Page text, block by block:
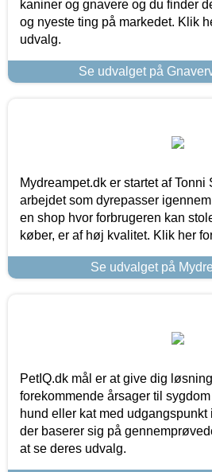
kaniner og gnavere og du finder
og nyeste ting på markedet. Klik
udvalg.
Se udvalget på
Mydreampet.dk er startet af
arbejdet som dyrepasser
en shop hvor forbrugeren kan
køber, er af høj kvalitet. Klik her
Se udvalget på
PetIQ.dk mål er at give dig
forekommende årsager til
hund eller kat med
der baserer sig på
at se deres udvalg.